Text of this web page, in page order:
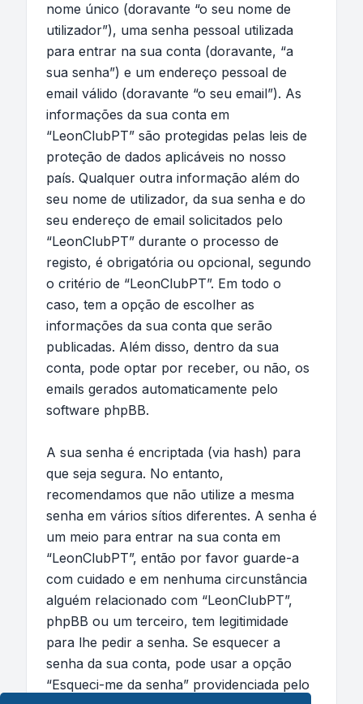
nome único (doravante “o seu nome de
utilizador”), uma senha pessoal utilizada
para entrar na sua conta (doravante, “a
sua senha”) e um endereço pessoal de
email válido (doravante “o seu email”). As
informações da sua conta em
“LeonClubPT” são protegidas pelas leis de
proteção de dados aplicáveis no nosso
país. Qualquer outra informação além do
seu nome de utilizador, da sua senha e do
seu endereço de email solicitados pelo
“LeonClubPT” durante o processo de
registo, é obrigatória ou opcional, segundo
o critério de “LeonClubPT”. Em todo o
caso, tem a opção de escolher as
informações da sua conta que serão
publicadas. Além disso, dentro da sua
conta, pode optar por receber, ou não, os
emails gerados automaticamente pelo
software phpBB.
A sua senha é encriptada (via hash) para
que seja segura. No entanto,
recomendamos que não utilize a mesma
senha em vários sítios diferentes. A senha é
um meio para entrar na sua conta em
“LeonClubPT”, então por favor guarde-a
com cuidado e em nenhuma circunstância
alguém relacionado com “LeonClubPT”,
phpBB ou um terceiro, tem legitimidade
para lhe pedir a senha. Se esquecer a
senha da sua conta, pode usar a opção
“Esqueci-me da senha” providenciada pelo